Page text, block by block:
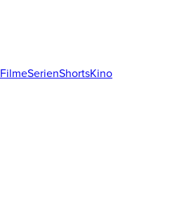
FilmeSerienShortsKino